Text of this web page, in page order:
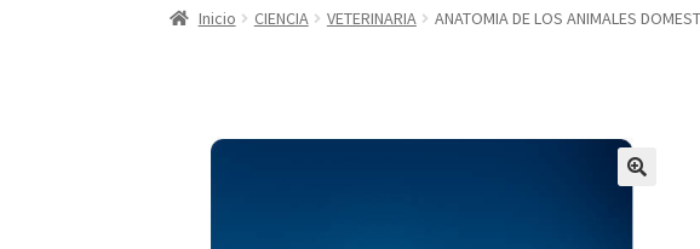
Inicio CIENCIA VETERINARIA ANATOMIA DE LOS ANIMALES